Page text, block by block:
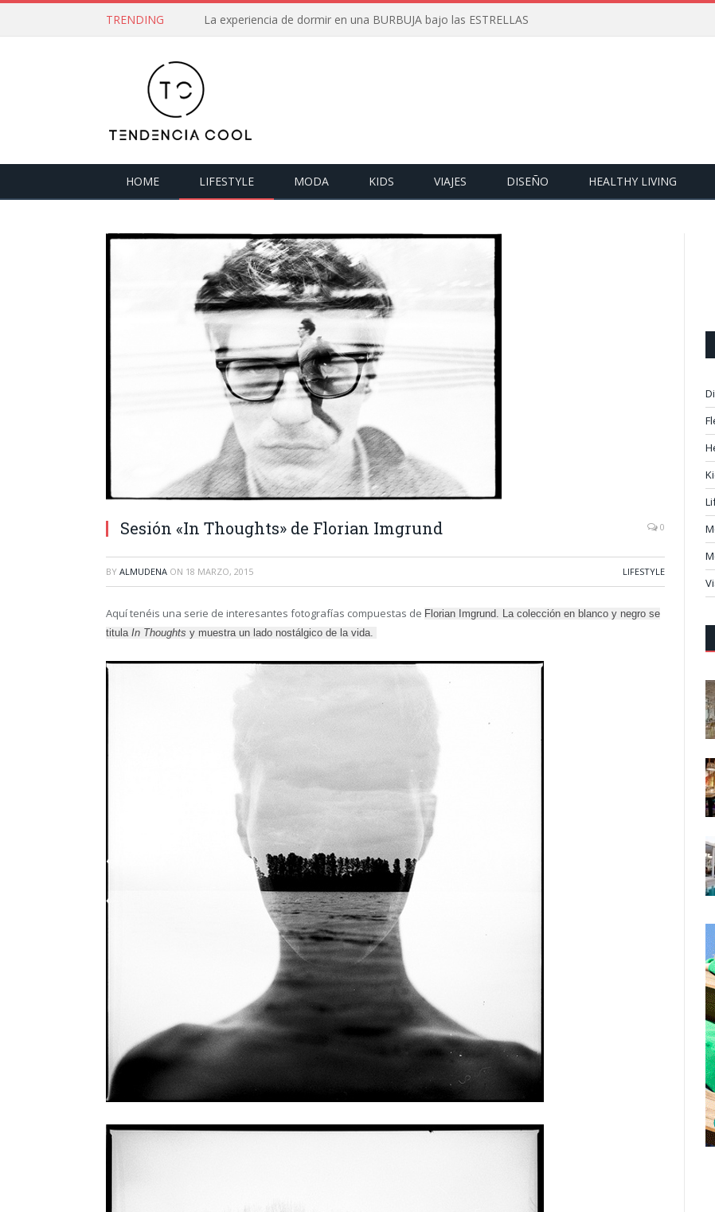
TRENDING La experiencia de dormir en una BURBUJA bajo las ESTRELLAS
HOME LIFESTYLE MODA KIDS VIAJES DISEÑO HEALTHY LIVING
Sesión «In Thoughts» de Florian Imgrund 0
BY ALMUDENA ON 18 MARZO, 2015 LIFESTYLE
Aquí tenéis una serie de interesantes fotografías compuestas de Florian Imgrund. La colección en blanco y negro se
titula In Thoughts y muestra un lado nostálgico de la vida.